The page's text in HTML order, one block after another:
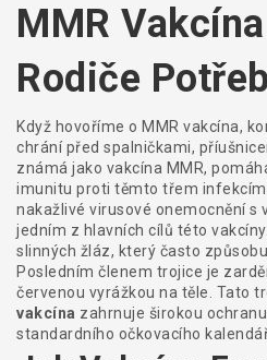
MMR
Rodiče
Když hovoříme o MMR vakcína,
chrání před spalničkami,
známá jako vakcína MMR,
imunitu proti těmto třem infekcím.
nakažlivé virusové onemocnění s
jedním z hlavních cílů této
slinných žláz, který často
Posledním členem trojice je
červenou vyrážkou na těle . Tato
vakcína zahrnuje širokou
standardního očkovacího